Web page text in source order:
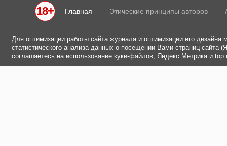
18+ Главная Этические принципы авторов
Для оптимизации работы сайта журнала и оптимизации его
статистического анализа данных о посещении Вами страниц
соглашаетесь на использование куки-файлов, Яндекс Метрика и